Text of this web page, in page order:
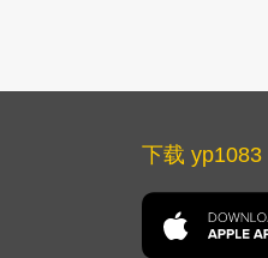
下载 yp1083